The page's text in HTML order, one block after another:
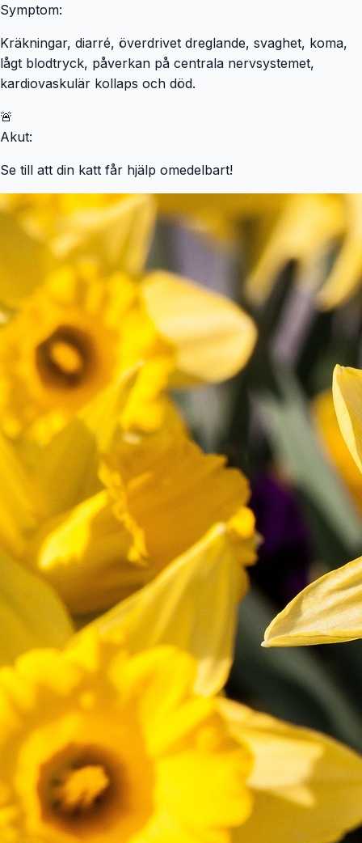
Symptom:
Kräkningar, diarré, överdrivet dreglande, svaghet, koma,
lågt blodtryck, påverkan på centrala nervsystemet,
kardiovaskulär kollaps och död.
🚨
Akut:
Se till att din katt får hjälp omedelbart!